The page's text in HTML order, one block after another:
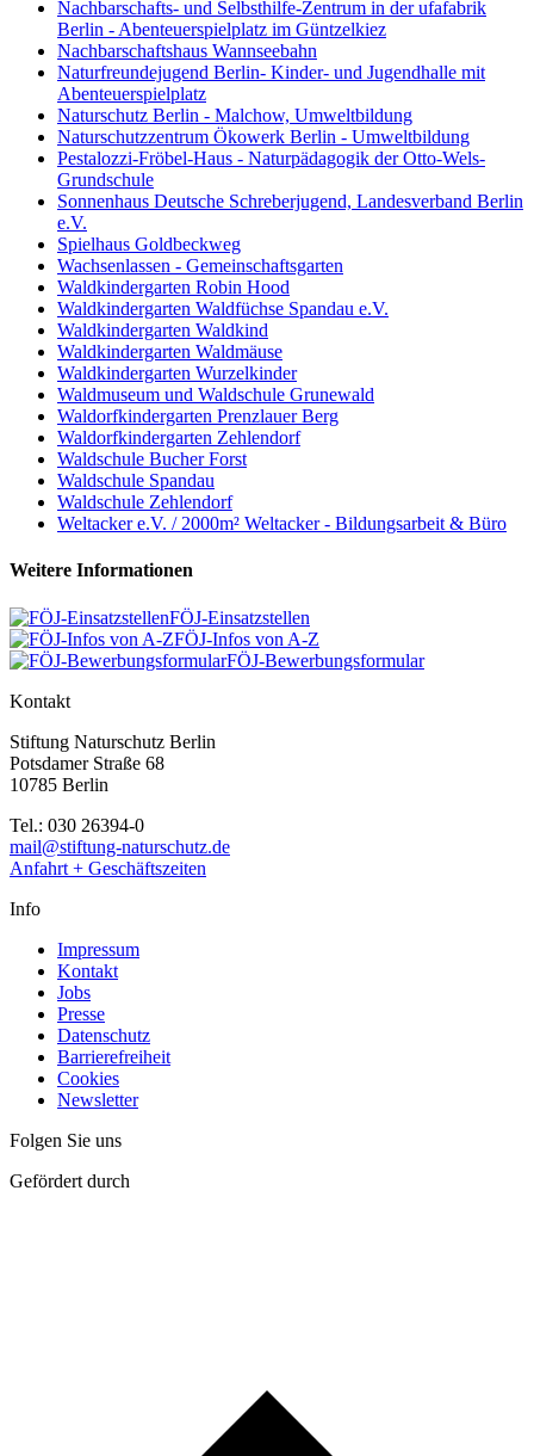
Nachbarschafts- und Selbsthilfe-Zentrum in der ufafabrik
Berlin - Abenteuerspielplatz im Güntzelkiez
Nachbarschaftshaus Wannseebahn
Naturfreundejugend Berlin- Kinder- und Jugendhalle mit
Abenteuerspielplatz
Naturschutz Berlin - Malchow, Umweltbildung
Naturschutzzentrum Ökowerk Berlin - Umweltbildung
Pestalozzi-Fröbel-Haus - Naturpädagogik der Otto-Wels-
Grundschule
Sonnenhaus Deutsche Schreberjugend, Landesverband Berlin
e.V.
Spielhaus Goldbeckweg
Wachsenlassen - Gemeinschaftsgarten
Waldkindergarten Robin Hood
Waldkindergarten Waldfüchse Spandau e.V.
Waldkindergarten Waldkind
Waldkindergarten Waldmäuse
Waldkindergarten Wurzelkinder
Waldmuseum und Waldschule Grunewald
Waldorfkindergarten Prenzlauer Berg
Waldorfkindergarten Zehlendorf
Waldschule Bucher Forst
Waldschule Spandau
Waldschule Zehlendorf
Weltacker e.V. / 2000m² Weltacker - Bildungsarbeit & Büro
Weitere Informationen
FÖJ-Einsatzstellen
FÖJ-Infos von A-Z
FÖJ-Bewerbungsformular
Kontakt
Stiftung Naturschutz Berlin
Potsdamer Straße 68
10785 Berlin
Tel.: 030 26394-0
mail@stiftung-naturschutz.de
Anfahrt + Geschäftszeiten
Info
Impressum
Kontakt
Jobs
Presse
Datenschutz
Barrierefreiheit
Cookies
Newsletter
Folgen Sie uns
Gefördert durch